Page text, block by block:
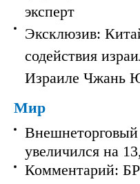
эксперт
Эксклюзив:
содействия
Израиле Чжань
Мир
Внешнеторговый
увеличился на
Комментарий: